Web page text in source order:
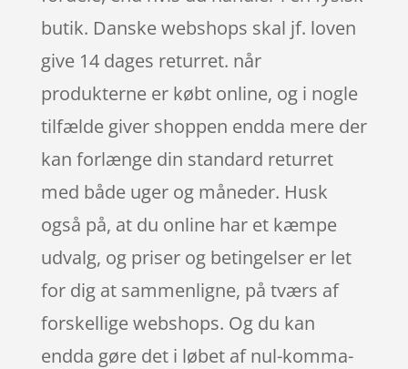
butik. Danske webshops skal jf. loven
give 14 dages returret. når
produkterne er købt online, og i nogle
tilfælde giver shoppen endda mere der
kan forlænge din standard returret
med både uger og måneder. Husk
også på, at du online har et kæmpe
udvalg, og priser og betingelser er let
for dig at sammenligne, på tværs af
forskellige webshops. Og du kan
endda gøre det i løbet af nul-komma-